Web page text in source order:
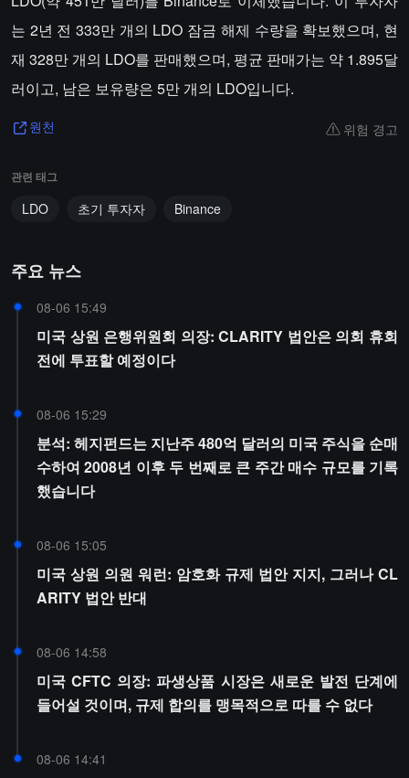
는 2년 전 333만 개의 LDO 잠금 해제 수량을 확보했으며, 현
재 328만 개의 LDO를 판매했으며, 평균 판매가는 약 1.895달
러이고, 남은 보유량은 5만 개의 LDO입니다.
원천 위험 경고
관련 태그
LDO 초기 투자자 Binance
주요 뉴스
08-06 15:49
미국 상원 은행위원회 의장: CLARITY 법안은 의회 휴회
전에 투표할 예정이다
08-06 15:29
분석: 헤지펀드는 지난주 480억 달러의 미국 주식을 순매
수하여 2008년 이후 두 번째로 큰 주간 매수 규모를 기록
했습니다
08-06 15:05
미국 상원 의원 워런: 암호화 규제 법안 지지, 그러나 CL
ARITY 법안 반대
08-06 14:58
미국 CFTC 의장: 파생상품 시장은 새로운 발전 단계에
들어설 것이며, 규제 합의를 맹목적으로 따를 수 없다
08-06 14:41